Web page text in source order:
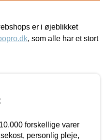
er i øjeblikket
, som alle har et stort
forskellige varer
personlig pleje,